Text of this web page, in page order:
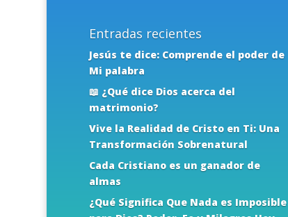
Entradas recientes
Jesús te dice: Comprende el poder de
Mi palabra
📖 ¿Qué dice Dios acerca del
matrimonio?
Vive la Realidad de Cristo en Ti: Una
Transformación Sobrenatural
Cada Cristiano es un ganador de
almas
¿Qué Significa Que Nada es Imposible